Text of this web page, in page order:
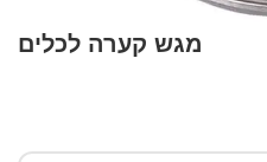
מגש קערה לכלים